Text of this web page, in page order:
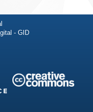
- GID